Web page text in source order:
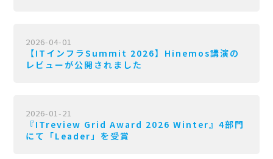
2026-04-01
【ITインフラSummit 2026】Hinemos講演の
レビューが公開されました
2026-01-21
『ITreview Grid Award 2026 Winter』4部門
にて「Leader」を受賞